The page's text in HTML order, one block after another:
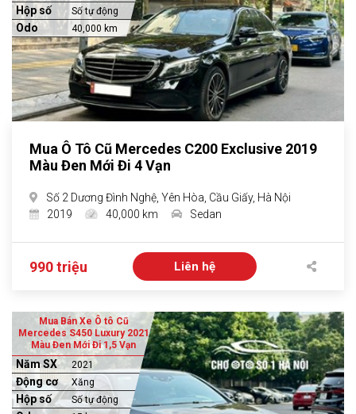
Hộp số Số tự động
Odo 40,000 km
Mua Ô Tô Cũ Mercedes C200 Exclusive 2019
Màu Đen Mới Đi 4 Vạn
Số 2 Dương Đình Nghệ, Yên Hòa, Cầu Giấy, Hà Nội
2019
40,000 km Sedan
990 triệu Liên hệ
Mua Bán Xe Ô tô Cũ
Mercedes S450 Luxury 2021
Màu Đen Mới Đi 1,5 Vạn
Năm SX 2021
Động cơ Xăng
Hộp số Số tự động